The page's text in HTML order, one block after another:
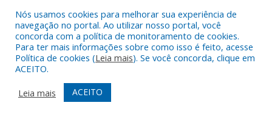
Todos os direitos reservados a Prefeitura Municipal de Jacundá.
Mapa do Site
Acessar Área Administrativa
Acessar Webmail
Nós usamos cookies para melhorar sua experiência de
navegação no portal. Ao utilizar nosso portal, você
concorda com a política de monitoramento de cookies.
Para ter mais informações sobre como isso é feito, acesse
Política de cookies (Leia mais). Se você concorda, clique em
ACEITO.
Leia mais
ACEITO